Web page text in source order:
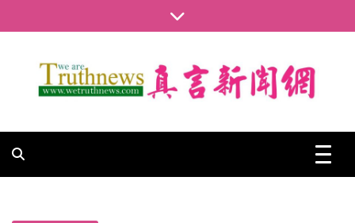
to
真言新聞網